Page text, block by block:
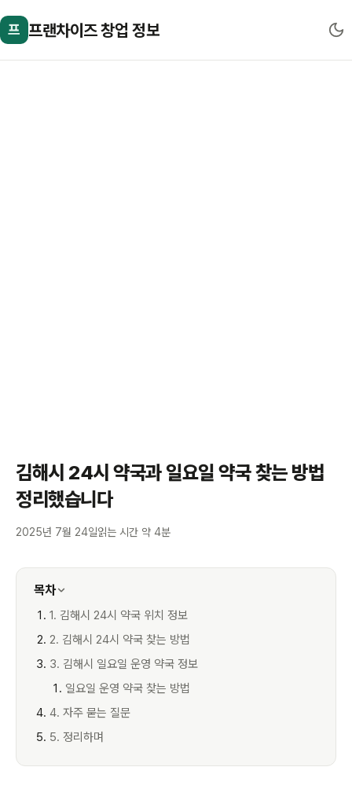
프 프랜차이즈 창업 정보
김해시 24시 약국과 일요일 약국 찾는 방법
정리했습니다
2025년 7월 24일읽는 시간 약 4분
목차
1. 김해시 24시 약국 위치 정보
2. 김해시 24시 약국 찾는 방법
3. 김해시 일요일 운영 약국 정보
일요일 운영 약국 찾는 방법
4. 자주 묻는 질문
5. 정리하며